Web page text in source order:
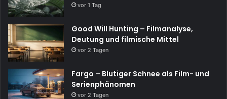
vor 1 Tag
Good Will Hunting – Filmanalyse,
Deutung und filmische Mittel
vor 2 Tagen
Fargo – Blutiger Schnee als Film- und
Serienphänomen
vor 2 Tagen